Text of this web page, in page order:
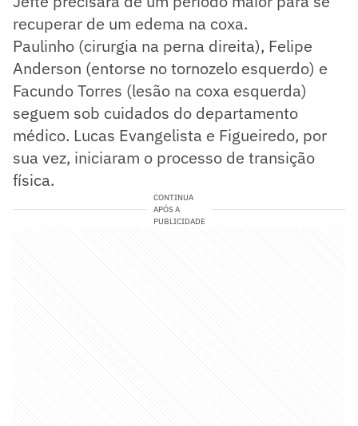
recuperar de um edema na coxa.
Paulinho (cirurgia na perna direita), Felipe
Anderson (entorse no tornozelo esquerdo) e
Facundo Torres (lesão na coxa esquerda)
seguem sob cuidados do departamento
médico. Lucas Evangelista e Figueiredo, por
sua vez, iniciaram o processo de transição
física.
CONTINUA
APÓS A
PUBLICIDADE